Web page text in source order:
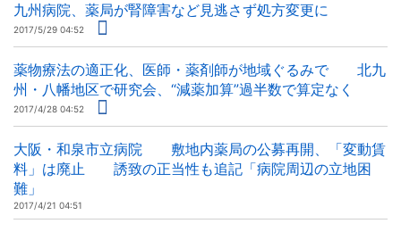
九州病院、薬局が腎障害など見逃さず処方変更に
2017/5/29 04:52
薬物療法の適正化、医師・薬剤師が地域ぐるみで 北九
州・八幡地区で研究会、“減薬加算”過半数で算定なく
2017/4/28 04:52
大阪・和泉市立病院 敷地内薬局の公募再開、「変動賃
料」は廃止 誘致の正当性も追記「病院周辺の立地困
難」
2017/4/21 04:51